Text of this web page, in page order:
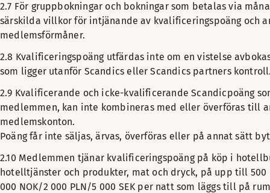
2.7 För gruppbokningar och bokningar som betalas via
särskilda villkor för intjänande av kvalificeringspoäng och
medlemsförmåner.
2.8 Kvalificeringspoäng utfärdas inte om en vistelse
som ligger utanför Scandics eller Scandics partners
2.9 Kvalificerande och icke-kvalificerande Scandicpoäng
medlemmen, kan inte kombineras med eller överföras till
medlemskonton.
Poäng får inte säljas, ärvas, överföras eller på annat sätt
2.10 Medlemmen tjänar kvalificeringspoäng på köp i
hotelltjänster och produkter, mat och dryck, på upp till 500
000 NOK/2 000 PLN/5 000 SEK per natt som läggs till på